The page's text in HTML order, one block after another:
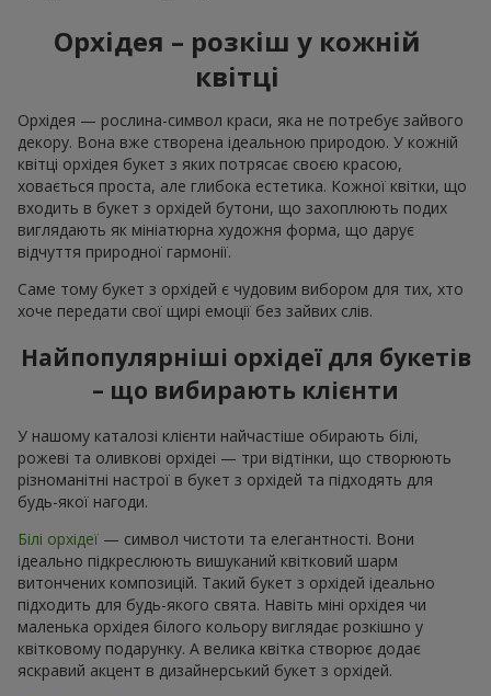
Орхідея – розкіш у кожній
квітці
Орхідея — рослина-символ краси, яка не потребує зайвого
декору. Вона вже створена ідеальною природою. У кожній
квітці орхідея букет з яких потрясає своєю красою,
ховається проста, але глибока естетика. Кожної квітки, що
входить в букет з орхідей бутони, що захоплюють подих
виглядають як мініатюрна художня форма, що дарує
відчуття природної гармонії.
Саме тому букет з орхідей є чудовим вибором для тих, хто
хоче передати свої щирі емоції без зайвих слів.
Найпопулярніші орхідеї для букетів
– що вибирають клієнти
У нашому каталозі клієнти найчастіше обирають білі,
рожеві та оливкові орхідеі — три відтінки, що створюють
різноманітні настрої в букет з орхідей та підходять для
будь-якої нагоди.
Білі орхідеї — символ чистоти та елегантності. Вони
ідеально підкреслюють вишуканий квітковий шарм
витончених композицій. Такий букет з орхідей ідеально
підходить для будь-якого свята. Навіть міні орхідея чи
маленька орхідея білого кольору виглядає розкішно у
квітковому подарунку. А велика квітка створює додає
яскравий акцент в дизайнерський букет з орхідей.